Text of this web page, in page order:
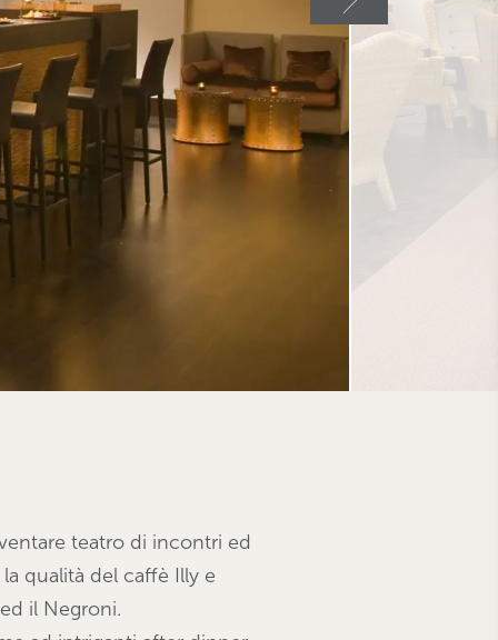
teatro di incontri ed
qualità del caffè Illy e
il Negroni.